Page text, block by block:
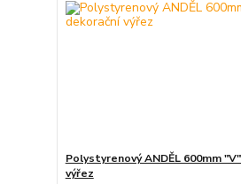
Polystyrenový ANDĚL 600mm
výřez